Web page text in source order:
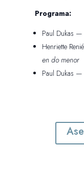
Programa:
Paul Dukas —
Henriette
en do menor
Paul Dukas —